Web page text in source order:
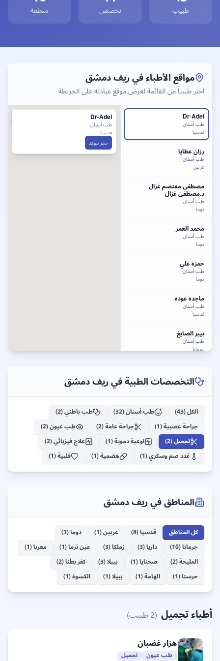
تجميلفي ، أفضل دكتور ريف دمشق طبيب تخصص منطقة
مواقع الأطباء فيريف دمشق
اختر طبيباً من القائمة لعرض موقع عيادته على الخريطة
Dr-Adel
طب أسنان
قدسيا
رزانعطايا
طب أسنان
عربين
مصطفى معتصم غزال
د.مصطفى غزال
طب أسنان
دوما
محمدالعمر
طب أسنان
دوما
حمزه علي
طب أسنان
دوما
ماجده عوده
طب أسنان
قدسيا
بيير الصايغ
طب أسنان
جرمانا
طب أسنان
داريا
طب أسنان
مفيد حنادكتور
طب أسنان
جرمانا
+
32
Dr-Adel
طب أسنان
قدسيا
حجز موعد
التخصصات الطبية فيريف دمشق
الكل (43
) طب أسنان(
32
) طب باطني(
2
)
جراحة عصبية(
1
) جراحة عامة(
2
) طب عيون(
2
)
تجميل(
2
) اوعية دموية(
1
) علاج فيزيائي(
2
)
غدد صم وسكري(
1
) هضمية(
1
) قلبية(
1
)
المناطق فيريف دمشق
كل المناطق قدسيا(
8
) عربين(
1
) دوما(
3
)
جرمانا(
10
) داريا(
3
) زملكا(
3
) عين ترما(
1
) معربا(
1
)
المليحة(
2
) صحنايا(
1
) بيبلا(
3
) كفر بطنا(
2
)
حرستا(
1
) الهامة(
1
) ببيلا(
1
) الكسوة(
1
)
أطباء تجميل (
2طبيب)
هزارغضبان
طب عيون تجميل